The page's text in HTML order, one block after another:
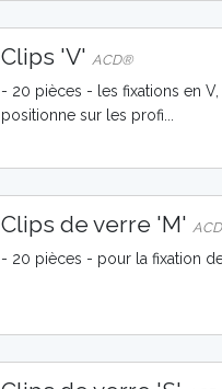
Clips 'V'ACD®
- 20 pièces - les fixations en
positionne sur les profi...
Clips de verre 'M'
- 20 pièces - pour la fixation